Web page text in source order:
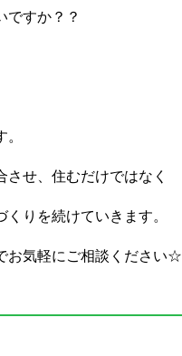
ですか？？
せ、住むだけではなく
りを続けていきます。
お気軽にご相談ください☆